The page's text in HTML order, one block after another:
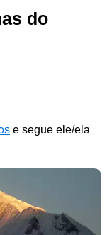
do
e segue ele/ela